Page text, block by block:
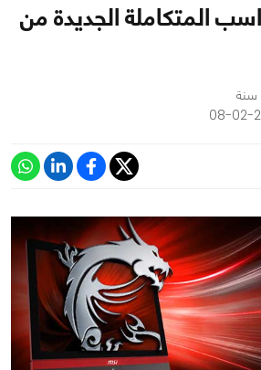
المتكاملة الجديدة من